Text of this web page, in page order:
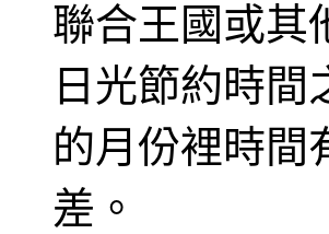
聯合王國或其
日光節約時
的月份裡時間
差。